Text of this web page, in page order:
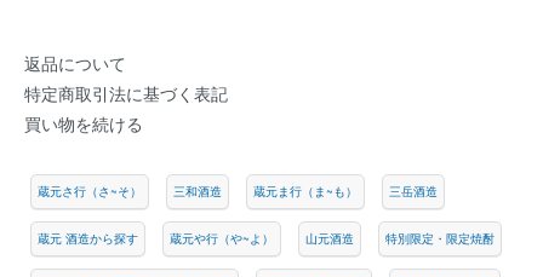
返品について
特定商取引法に基づく表記
買い物を続ける
蔵元さ行（さ~そ） 三和酒造 蔵元ま行（ま~も） 三岳酒造
蔵元 酒造から探す 蔵元や行（や~よ） 山元酒造 特別限定・限定焼酎